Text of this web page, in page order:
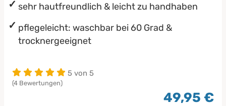
sehr hautfreundlich & leicht zu handhaben
pflegeleicht: waschbar bei 60 Grad &
trocknergeeignet
5 von 5
(4 Bewertungen)
49,95 €